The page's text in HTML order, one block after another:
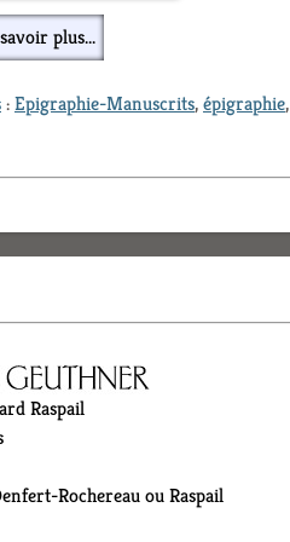
plus...
:Epigraphie-Manuscrits,épigraphie,
Raspail
Rochereau ou Raspail